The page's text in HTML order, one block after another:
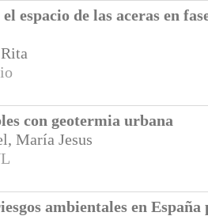
espacio de las aceras en
con geotermia urbana
María Jesus
ambientales en España